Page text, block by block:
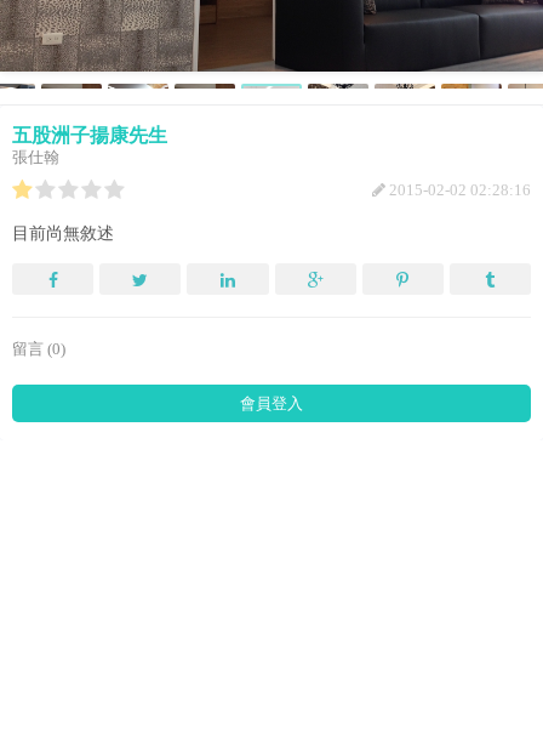
五股洲子揚康先生
張仕翰
2015-02-02 02:28:16
目前尚無敘述
留言 (0)
會員登入